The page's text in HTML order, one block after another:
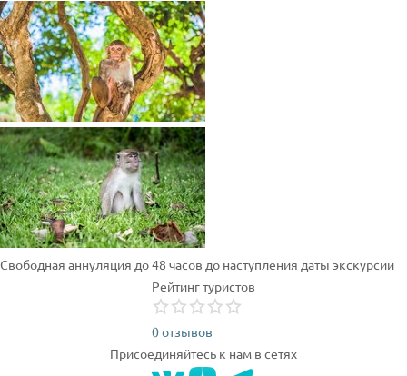
Свободная аннуляция до 48 часов до наступления даты экскурсии
Рейтинг туристов
0 отзывов
Присоединяйтесь к нам в сетях